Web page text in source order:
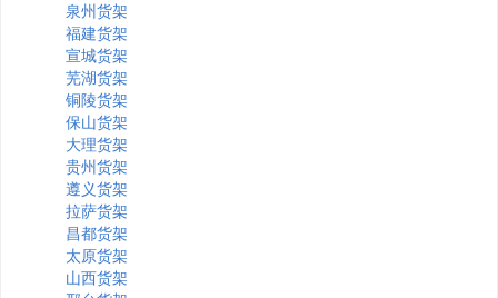
泉州货架
福建货架
宣城货架
芜湖货架
铜陵货架
保山货架
大理货架
贵州货架
遵义货架
拉萨货架
昌都货架
太原货架
山西货架